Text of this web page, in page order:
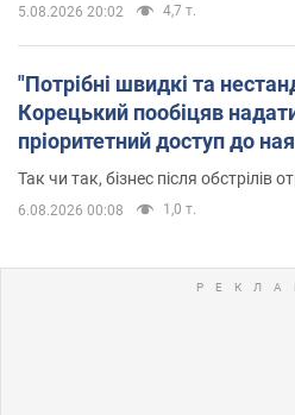
5.08.2026 20:02 4,7 т.
"Потрібні швидкі та
Корецький пообіцяв
пріоритетний доступ до
приміщень
Так чи так, бізнес після обстрілів
6.08.2026 00:08 1,0 т.